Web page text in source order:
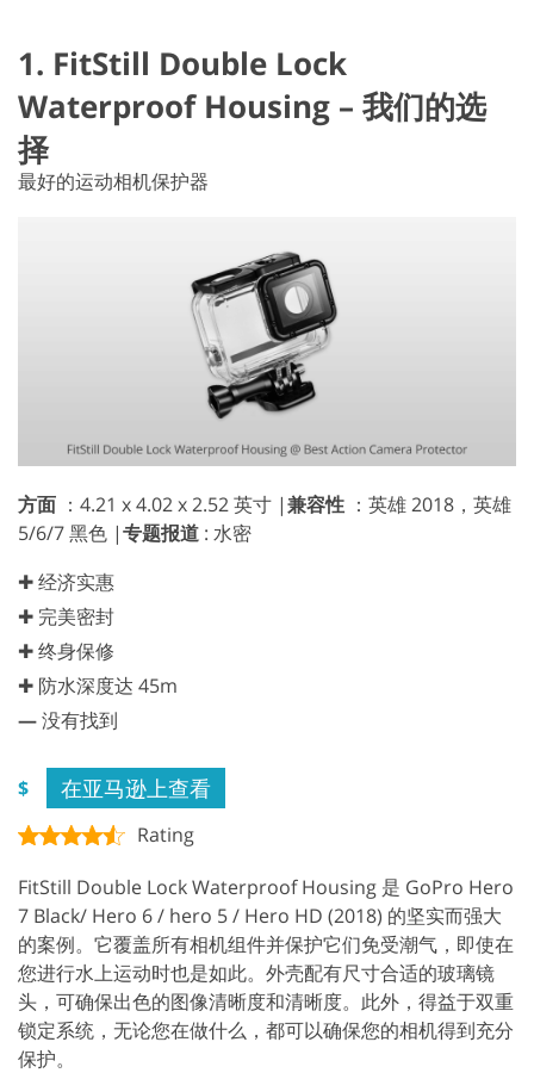
1. FitStill Double Lock
Waterproof Housing – 我们的选
择
最好的运动相机保护器
方面 ：4.21 x 4.02 x 2.52 英寸 |兼容性 ：英雄 2018，英雄
5/6/7 黑色 |专题报道 : 水密
✚ 经济实惠
✚ 完美密封
✚ 终身保修
✚ 防水深度达 45m
—没有找到
$ 在亚马逊上查看
Rating
FitStill Double Lock Waterproof Housing 是 GoPro Hero
7 Black/ Hero 6 / hero 5 / Hero HD (2018) 的坚实而强大
的案例。它覆盖所有相机组件并保护它们免受潮气，即使在
您进行水上运动时也是如此。外壳配有尺寸合适的玻璃镜
头，可确保出色的图像清晰度和清晰度。此外，得益于双重
锁定系统，无论您在做什么，都可以确保您的相机得到充分
保护。